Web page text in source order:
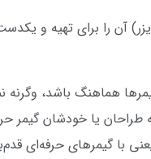
هماهنگ باشد،
یا خودشان گیمر